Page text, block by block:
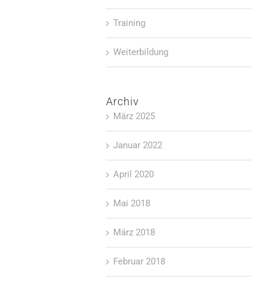
Training
Weiterbildung
Archiv
März 2025
Januar 2022
April 2020
Mai 2018
März 2018
Februar 2018